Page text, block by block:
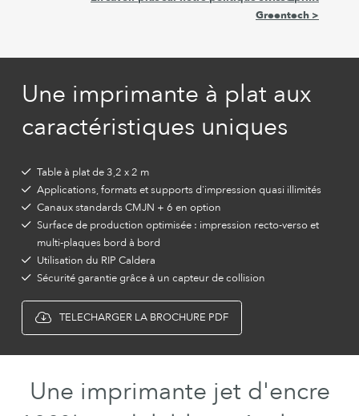
Greentech >
Une imprimante à plat aux
caractéristiques uniques
Table à plat de 3,2 x 2 m
Applications, formats et supports d'impression quasi illimités
Canaux standards CMJN + 6 en option
Surface de production optimisée : impression recto-verso et
multi-plaques bord à bord
Utilisation du RIP Caldera
Sécurité garantie grâce à un capteur de collision
TELECHARGER LA BROCHURE PDF
Une imprimante jet d'encre